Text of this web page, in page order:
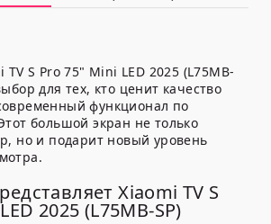
TV S Pro 75" Mini LED 2025 (L75MB-
для тех, кто ценит качество
функционал по
большой экран не только
но и подарит новый уровень
Xiaomi TV S
2025 (L75MB-SP)